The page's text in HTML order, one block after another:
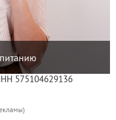
575104629136